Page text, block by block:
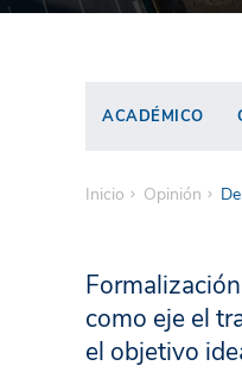
ACADÉMICO
Inicio Opinión
como eje el
el objetivo